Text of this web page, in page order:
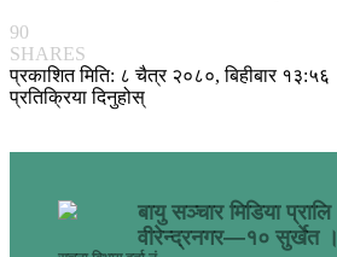
90
SHARES
प्रकाशित मिति: ८ चैत्र २०८०, बिहीबार १३:५६
प्रतिक्रिया दिनुहोस्
बायु सञ्चार मिडिया प्रालि
वीरेन्द्रनगर—१० सुर्खेत ।